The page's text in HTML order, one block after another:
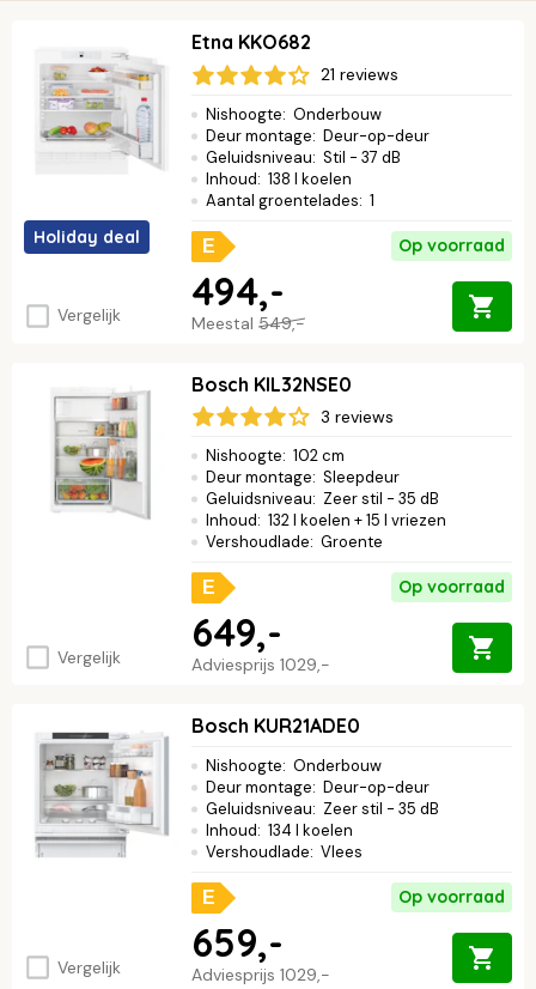
Holiday deal
Vergelijk
Etna KKO682
21 reviews
Nishoogte: Onderbouw
Deur montage: Deur-op-deur
Geluidsniveau: Stil - 37 dB
Inhoud: 138 l koelen
Aantal groentelades: 1
E Op voorraad
Meestal 549,-
494,-
Vergelijk
Bosch KIL32NSE0
3 reviews
Nishoogte: 102 cm
Deur montage: Sleepdeur
Geluidsniveau: Zeer stil - 35 dB
Inhoud: 132 l koelen + 15 l vriezen
Vershoudlade: Groente
E Op voorraad
Adviesprijs 1029,-
649,-
Vergelijk
Bosch KUR21ADE0
Nishoogte: Onderbouw
Deur montage: Deur-op-deur
Geluidsniveau: Zeer stil - 35 dB
Inhoud: 134 l koelen
Vershoudlade: Vlees
E Op voorraad
Adviesprijs 1029,-
659,-